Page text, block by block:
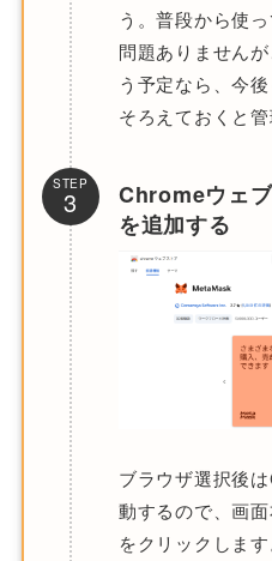
う。普段から使
問題ありません
う予定なら、今
そろえておくと
STEP
3
Chromeウェ
を追加する
ブラウザ選択後
動するので、画
をクリックしま